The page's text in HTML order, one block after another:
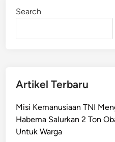
Search
Artikel Terbaru
Misi Kemanusiaan TNI
Habema Salurkan 2 Ton
Untuk Warga